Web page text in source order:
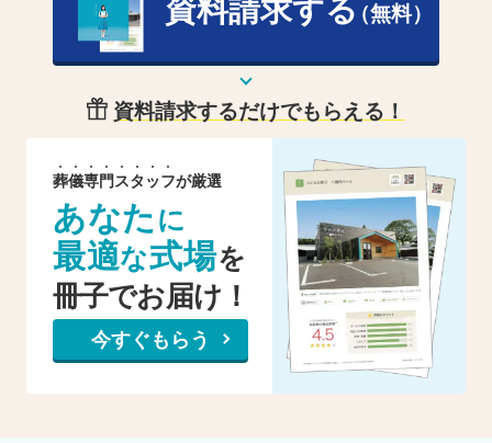
（無料）
資料請求するだけでもらえる！
葬儀専門スタ ッフが厳選
あなたに
最適な式場を
冊子でお届け！
今すぐもらう